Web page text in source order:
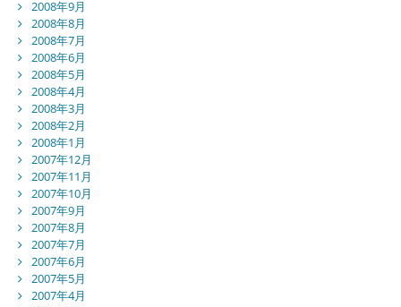
2008年9月
2008年8月
2008年7月
2008年6月
2008年5月
2008年4月
2008年3月
2008年2月
2008年1月
2007年12月
2007年11月
2007年10月
2007年9月
2007年8月
2007年7月
2007年6月
2007年5月
2007年4月